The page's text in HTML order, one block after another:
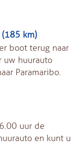
(185 km)
boot terug naar
uw huurauto
Paramaribo.
uur de
en kunt u